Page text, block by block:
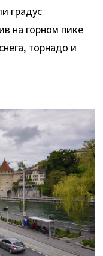
градус
на горном пике
торнадо и